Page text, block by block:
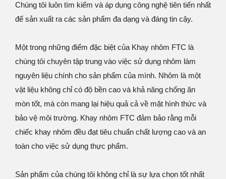
Chúng tôi luôn tìm kiếm và áp dụng công nghệ tiên tiến nhất
để sản xuất ra các sản phẩm đa dạng và đáng tin cậy.
Một trong những điểm đặc biệt của Khay nhôm FTC là
chúng tôi chuyên tập trung vào việc sử dụng nhôm làm
nguyên liệu chính cho sản phẩm của mình. Nhôm là một
vật liệu không chỉ có độ bền cao và khả năng chống ăn
mòn tốt, mà còn mang lại hiệu quả cả về mặt hình thức và
bảo vệ môi trường. Khay nhôm FTC đảm bảo rằng mỗi
chiếc khay nhôm đều đạt tiêu chuẩn chất lượng cao và an
toàn cho việc sử dụng thực phẩm.
Sản phẩm của chúng tôi không chỉ là sự lựa chọn tốt nhất